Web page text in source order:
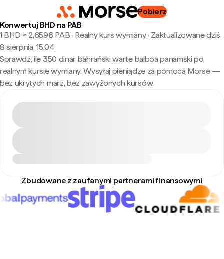
Pobierz
Konwertuj BHD na PAB
1 BHD ≈ 2,6596 PAB · Realny kurs wymiany· Zaktualizowane dziś,
8 sierpnia, 15:04
Sprawdź, ile 350 dinar bahrański warte balboa panamski po
realnym kursie wymiany. Wysyłaj pieniądze za pomocą Morse —
bez ukrytych marż, bez zawyżonych kursów.
Zbudowane z zaufanymi partnerami finansowymi